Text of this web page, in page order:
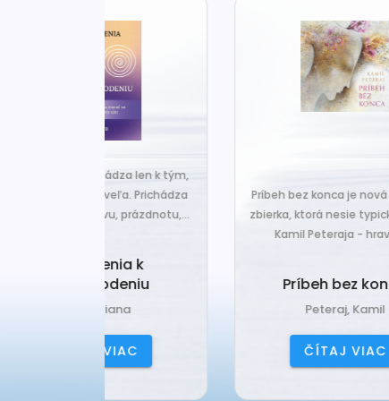
Príbeh bez konca je nová básnická
zbierka, ktorá nesie typický rukopis
Kamil Peteraja - hravosť...
Príbeh bez konca